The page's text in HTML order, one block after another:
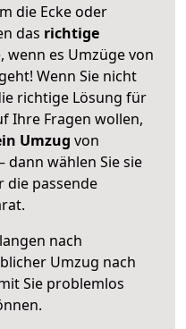
die Ecke oder
das richtige
wenn es Umzüge von
Wenn Sie nicht
richtige Lösung für
Ihre Fragen wollen,
Umzug von
dann wählen Sie sie
die passende
nach
Umzug nach
Sie problemlos